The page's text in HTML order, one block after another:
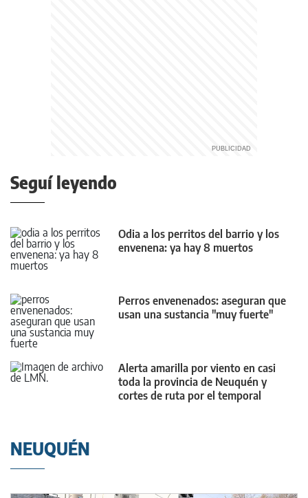
Seguí leyendo
Odia a los perritos del barrio y los
envenena: ya hay 8 muertos
Perros envenenados: aseguran que
usan una sustancia "muy fuerte"
Alerta amarilla por viento en casi
toda la provincia de Neuquén y
cortes de ruta por el temporal
NEUQUÉN